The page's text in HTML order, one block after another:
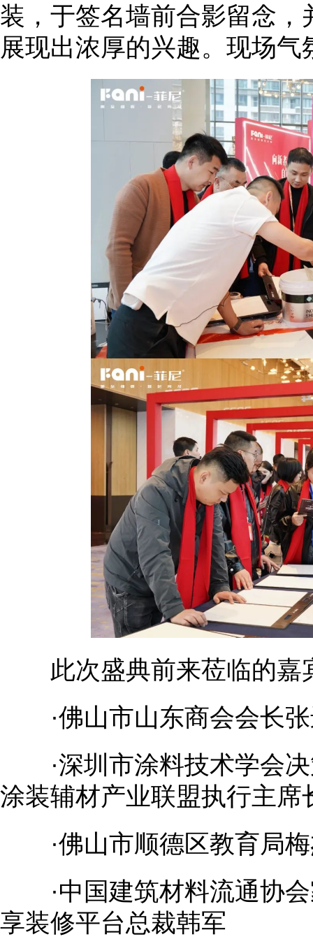
装，于签名墙前合影留念
展现出浓厚的兴趣。现场气
此次盛典前来莅临的嘉
·佛山市山东商会会长
·深圳市涂料技术学会决
涂装辅材产业联盟执行主席
·佛山市顺德区教育局梅
·中国建筑材料流通协会
享装修平台总裁韩军